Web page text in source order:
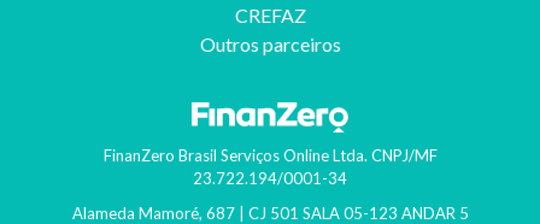
CREFAZ
Outros parceiros
FinanZero Brasil Serviços Online Ltda. CNPJ/MF
23.722.194/0001-34
Alameda Mamoré, 687 | CJ 501 SALA 05-123 ANDAR 5